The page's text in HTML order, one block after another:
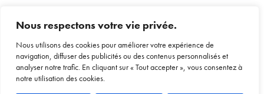
Nous respectons votre vie privée.
Nous utilisons des cookies pour améliorer votre expérience de
navigation, diffuser des publicités ou des contenus personnalisés et
analyser notre trafic. En cliquant sur « Tout accepter », vous consentez à
notre utilisation des cookies.